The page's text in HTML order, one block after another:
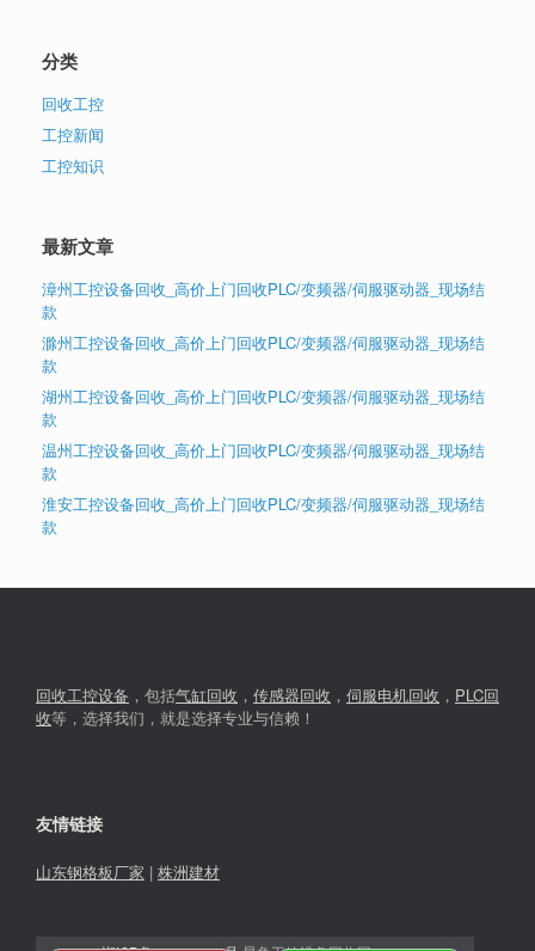
分类
回收工控
工控新闻
工控知识
最新文章
漳州工控设备回收_高价上门回收PLC/变频器/伺服驱动器_现场结
款
滁州工控设备回收_高价上门回收PLC/变频器/伺服驱动器_现场结
款
湖州工控设备回收_高价上门回收PLC/变频器/伺服驱动器_现场结
款
温州工控设备回收_高价上门回收PLC/变频器/伺服驱动器_现场结
款
淮安工控设备回收_高价上门回收PLC/变频器/伺服驱动器_现场结
款
回收工控设备 ，包括气缸回收 ， 传感器回收 ， 伺服电机回收 ， PLC回
收等，选择我们，就是选择专业与信赖！
友情链接
山东钢格板厂家 | 株洲建材